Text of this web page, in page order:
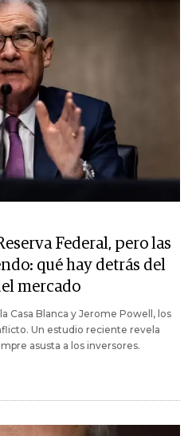
Federal, pero las
qué hay detrás del
mercado
Casa Blanca y Jerome Powell, los
Un estudio reciente revela
asusta a los inversores.